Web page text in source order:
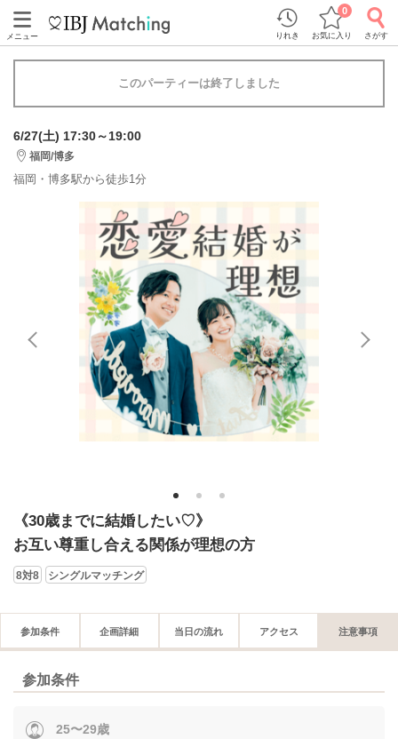
メニュー りれき お気に入り
0
さがす
このパーティーは終了しました
6/27(土) 17:30～19:00
福岡/博多
福岡・博多駅から徒歩1分
1 2 3
《30歳までに結婚したい♡》
お互い尊重し合える関係が理想の方
8対8 シングルマッチング
参加条件 企画詳細 当日の流れ アクセス 注意事項
参加条件
25〜29歳